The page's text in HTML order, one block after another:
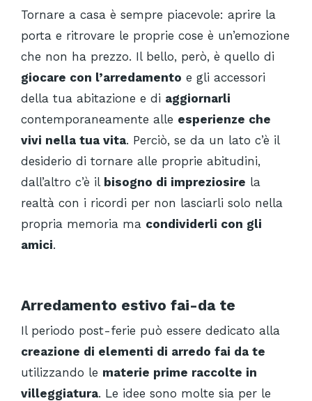
Tornare a casa è sempre piacevole: aprire la
porta e ritrovare le proprie cose è un’emozione
che non ha prezzo. Il bello, però, è quello di
giocare con l’arredamento e gli accessori
della tua abitazione e di aggiornarli
contemporaneamente alle esperienze che
vivi nella tua vita. Perciò, se da un lato c’è il
desiderio di tornare alle proprie abitudini,
dall’altro c’è il bisogno di impreziosire la
realtà con i ricordi per non lasciarli solo nella
propria memoria ma condividerli con gli
amici.
Arredamento estivo fai-da te
Il periodo post-ferie può essere dedicato alla
creazione di elementi di arredo fai da te
utilizzando le materie prime raccolte in
villeggiatura. Le idee sono molte sia per le